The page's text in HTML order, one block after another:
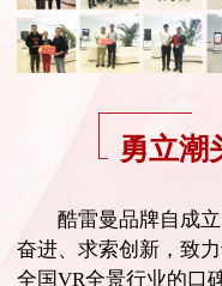
勇立潮
酷雷曼品牌自成
奋进、求索创新，致
全国VR全景行业的口